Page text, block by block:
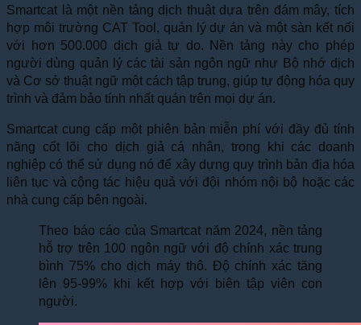
Smartcat là một nền tảng dịch thuật dựa trên đám mây, tích
hợp môi trường CAT Tool, quản lý dự án và một sàn kết nối
với hơn 500.000 dịch giả tự do. Nền tảng này cho phép
người dùng quản lý các tài sản ngôn ngữ như Bộ nhớ dịch
và Cơ sở thuật ngữ một cách tập trung, giúp tự động hóa quy
trình và đảm bảo tính nhất quán trên mọi dự án.
Smartcat cung cấp một phiên bản miễn phí với đầy đủ tính
năng cốt lõi cho dịch giả cá nhân, trong khi các doanh
nghiệp có thể sử dụng nó để xây dựng quy trình bản địa hóa
liên tục và cộng tác hiệu quả với đội nhóm nội bộ hoặc các
nhà cung cấp bên ngoài.
Theo báo cáo của Smartcat năm 2024, nền tảng
hỗ trợ trên 100 ngôn ngữ với độ chính xác trung
bình 75% cho dịch máy thô. Độ chính xác tăng
lên 95-99% khi kết hợp với biên tập viên con
người.